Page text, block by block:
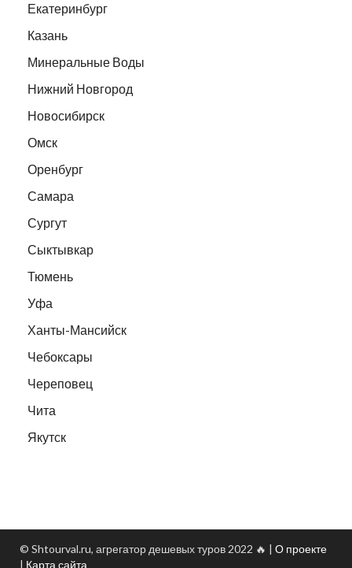
Екатеринбург
Казань
Минеральные Воды
Нижний Новгород
Новосибирск
Омск
Оренбург
Самара
Сургут
Сыктывкар
Тюмень
Уфа
Ханты-Мансийск
Чебоксары
Череповец
Чита
Якутск
© Shtourval.ru, агрегатор дешевых туров 2022 🔥 | О проекте
| Карта сайта